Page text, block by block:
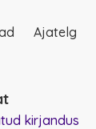
Ajatelg
kirjandus